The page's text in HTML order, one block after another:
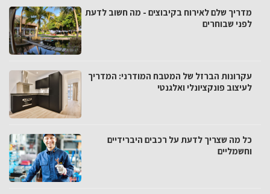
מדריך שלם לאירוח בקיבוצים - מה חשוב לדעת
לפני שבוחרים
עקרונות הברזל של המטבח המודרני: המדריך
לעיצוב פונקציונלי ואלגנטי
כל מה שצריך לדעת על רכבים היברידיים
וחשמליים